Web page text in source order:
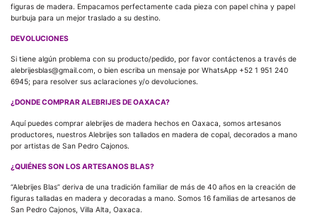
figuras de madera. Empacamos perfectamente cada pieza con papel china y papel
burbuja para un mejor traslado a su destino.
DEVOLUCIONES
Si tiene algún problema con su producto/pedido, por favor contáctenos a través de
alebrijesblas@gmail.com, o bien escriba un mensaje por WhatsApp +52 1 951 240
6945; para resolver sus aclaraciones y/o devoluciones.
¿DONDE COMPRAR ALEBRIJES DE OAXACA?
Aquí puedes comprar alebrijes de madera hechos en Oaxaca, somos artesanos
productores, nuestros Alebrijes son tallados en madera de copal, decorados a mano
por artistas de San Pedro Cajonos.
¿QUIÉNES SON LOS ARTESANOS BLAS?
“Alebrijes Blas” deriva de una tradición familiar de más de 40 años en la creación de
figuras talladas en madera y decoradas a mano. Somos 16 familias de artesanos de
San Pedro Cajonos, Villa Alta, Oaxaca.